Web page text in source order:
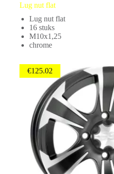
Lug nut flat
Lug nut flat
16 stuks
M10x1,25
chrome
€125.02